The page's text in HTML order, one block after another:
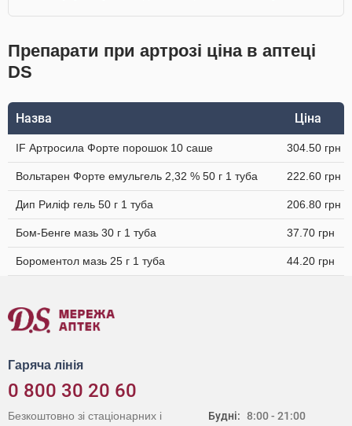
Препарати при артрозі ціна в аптеці
DS
Назва Ціна
IF Артросила Форте порошок 10 саше 304.50 грн
Вольтарен Форте емульгель 2,32 % 50 г 1 туба 222.60 грн
Дип Риліф гель 50 г 1 туба 206.80 грн
Бом-Бенге мазь 30 г 1 туба 37.70 грн
Бороментол мазь 25 г 1 туба 44.20 грн
Гаряча лінія
0 800 30 20 60
Будні: 8:00 - 21:00
Безкоштовно зі стаціонарних і